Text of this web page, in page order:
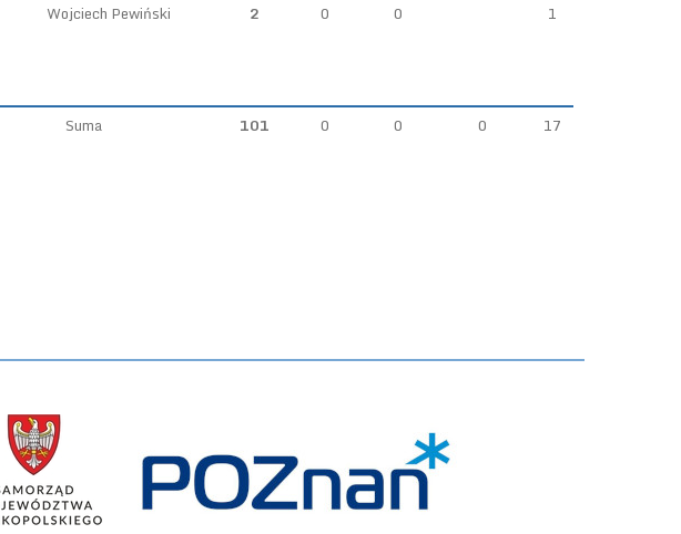
Wojciech Pewiński 2 0 0 1
Suma 101 0 0 0 17